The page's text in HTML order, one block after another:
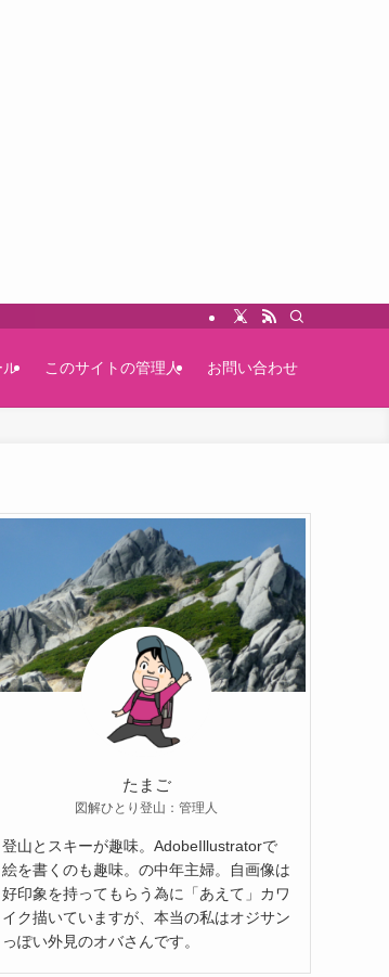
ル このサイトの管理人 お問い合わせ
たまご
図解ひとり登山：管理人
登山とスキーが趣味。AdobeIllustratorで
絵を書くのも趣味。の中年主婦。自画像は
好印象を持ってもらう為に「あえて」カワ
イク描いていますが、本当の私はオジサン
っぽい外見のオバさんです。